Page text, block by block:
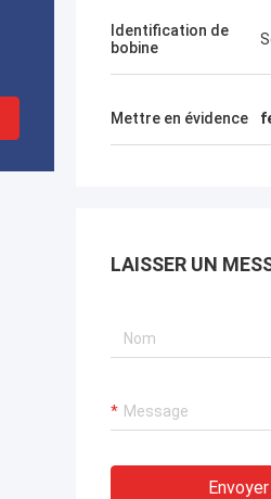
Identification de
bobine
Mettre en évidence
LAISSER UN